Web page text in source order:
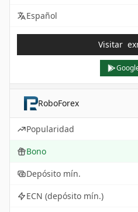
Español
Visitar
RoboForex
Popularidad
Bono
Depósito mín.
ECN (depósito mín.)